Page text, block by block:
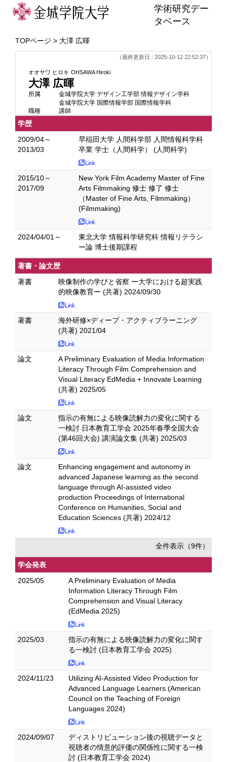
学術研究デー
タベース
TOPページ > 大澤 広暉
（最終更新日 : 2025-10-12 22:52:37）
オオサワ ヒロキ OHSAWA Hiroki
大澤 広暉
所属
金城学院大学 デザイン工学部 情報デザイン学科
金城学院大学 国際情報学部 国際情報学科
職種
講師
学歴
2009/04～
2013/03
早稲田大学 人間科学部 人間情報科学科
卒業 学士（人間科学） (人間科学)
2015/10～
2017/09
New York Film Academy Master of Fine
Arts Filmmaking 修士 修了 修士
（Master of Fine Arts, Filmmaking）
(Filmmaking)
2024/04/01～
東北大学 情報科学研究科 情報リテラシ
ー論 博士後期課程
著書・論文歴
著書
映像制作の学びと省察 ー大学における超実践
的映像教育ー (共著) 2024/09/30
著書
海外研修×ディープ・アクティブラーニング
(共著) 2021/04
論文
A Preliminary Evaluation of Media Information
Literacy Through Film Comprehension and
Visual Literacy EdMedia + Innovate Learning
(共著) 2025/05
論文
指示の有無による映像読解力の変化に関する
一検討 日本教育工学会 2025年春季全国大会
(第46回大会) 講演論文集 (共著) 2025/03
論文
Enhancing engagement and autonomy in
advanced Japanese learning as the second
language through AI-assisted video
production Proceedings of International
Conference on Humanities, Social and
Education Sciences (共著) 2024/12
全件表示（9件）
学会発表
2025/05
A Preliminary Evaluation of Media
Information Literacy Through Film
Comprehension and Visual Literacy
(EdMedia 2025)
2025/03
指示の有無による映像読解力の変化に関す
る一検討 (日本教育工学会 2025)
2024/11/23
Utilizing AI-Assisted Video Production for
Advanced Language Learners (American
Council on the Teaching of Foreign
Languages 2024)
2024/09/07
ディストリビューション後の視聴データと
視聴者の情意的評価の関係性に関する一検
討 (日本教育工学会 2024)